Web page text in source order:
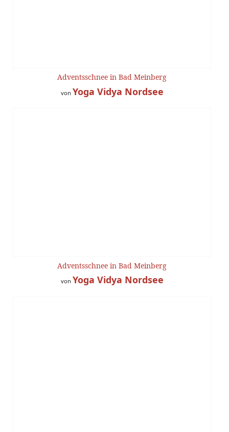
Adventsschnee in Bad Meinberg
von Yoga Vidya Nordsee
Adventsschnee in Bad Meinberg
von Yoga Vidya Nordsee